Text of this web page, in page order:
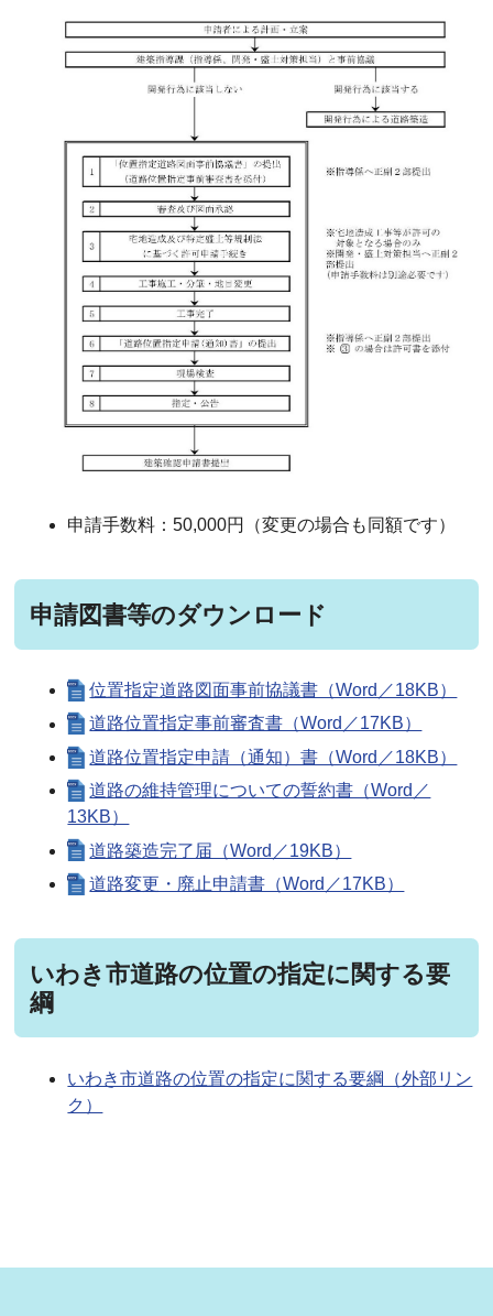
申請手数料：50,000円（変更の場合も同額です）
申請図書等のダウンロード
位置指定道路図面事前協議書（Word／18KB）
道路位置指定事前審査書（Word／17KB）
道路位置指定申請（通知）書（Word／18KB）
道路の維持管理についての誓約書（Word／
13KB）
道路築造完了届（Word／19KB）
道路変更・廃止申請書（Word／17KB）
いわき市道路の位置の指定に関する要
綱
いわき市道路の位置の指定に関する要綱（外部リン
ク）